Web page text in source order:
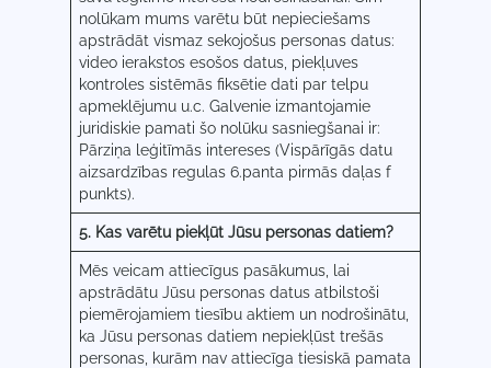
nolūkam mums varētu būt nepieciešams
apstrādāt vismaz sekojošus personas datus:
video ierakstos esošos datus, piekļuves
kontroles sistēmās fiksētie dati par telpu
apmeklējumu u.c. Galvenie izmantojamie
juridiskie pamati šo nolūku sasniegšanai ir:
Pārziņa leģitīmās intereses (Vispārīgās datu
aizsardzības regulas 6.panta pirmās daļas f
punkts).
5. Kas varētu piekļūt Jūsu personas datiem?
Mēs veicam attiecīgus pasākumus, lai
apstrādātu Jūsu personas datus atbilstoši
piemērojamiem tiesību aktiem un nodrošinātu,
ka Jūsu personas datiem nepiekļūst trešās
personas, kurām nav attiecīga tiesiskā pamata